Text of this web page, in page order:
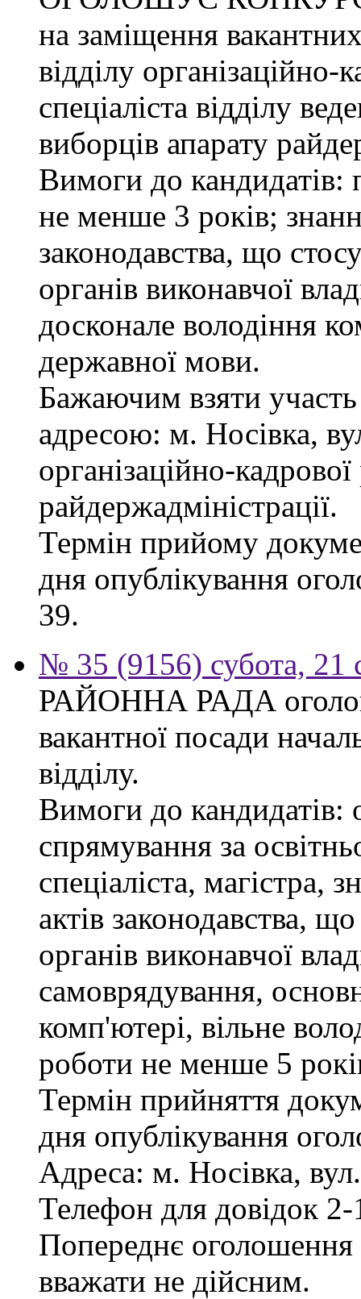
на заміщення
відділу
спеціаліста відділу
виборців апарату
Вимоги до кандидатів:
не менше 3 років;
законодавства, що
органів виконавчої
досконале володіння
державної мови.
Бажаючим взяти участь
адресою: м. Носівка,
організаційно-
райдержадміністрації.
Термін прийому
дня опублікування
39.
№ 35 (9156) субота, 21
РАЙОННА РАДА
вакантної посади
відділу.
Вимоги до кандидатів:
спрямування за
спеціаліста, магістра,
актів законодавства,
органів виконавчої
самоврядування,
комп'ютері, вільне
роботи не менше 5
Термін прийняття
дня опублікування
Адреса: м. Носівка,
Телефон для довідок
Попереднє
вважати не дійсним.